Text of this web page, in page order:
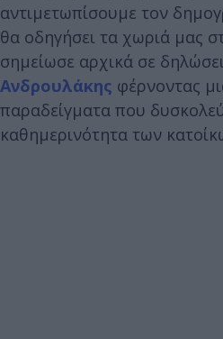
αντιμετωπίσουμε τον
θα οδηγήσει τα χωριά μας
σημείωσε αρχικά σε
Ανδρουλάκης φέρνοντας
παραδείγματα που
καθημερινότητα των